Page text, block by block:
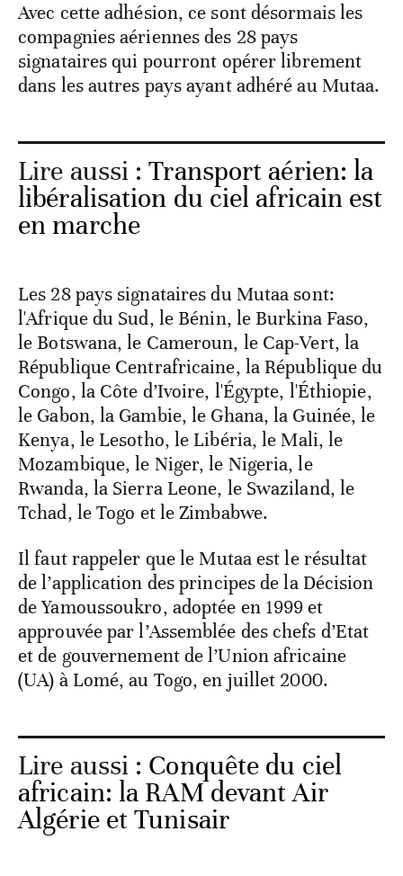
Avec cette adhésion, ce sont désormais les
compagnies aériennes des 28 pays
signataires qui pourront opérer librement
dans les autres pays ayant adhéré au Mutaa.
Lire aussi :Transport aérien: la
libéralisation du ciel africain est
en marche
Les 28 pays signataires du Mutaa sont:
l'Afrique du Sud, le Bénin, le Burkina Faso,
le Botswana, le Cameroun, le Cap-Vert, la
République Centrafricaine, la République du
Congo, la Côte d’Ivoire, l'Égypte, l'Éthiopie,
le Gabon, la Gambie, le Ghana, la Guinée, le
Kenya, le Lesotho, le Libéria, le Mali, le
Mozambique, le Niger, le Nigeria, le
Rwanda, la Sierra Leone, le Swaziland, le
Tchad, le Togo et le Zimbabwe.
Il faut rappeler que le Mutaa est le résultat
de l’application des principes de la Décision
de Yamoussoukro, adoptée en 1999 et
approuvée par l’Assemblée des chefs d’Etat
et de gouvernement de l’Union africaine
(UA) à Lomé, au Togo, en juillet 2000.
Lire aussi : Conquête du ciel
africain: la RAM devant Air
Algérie et Tunisair